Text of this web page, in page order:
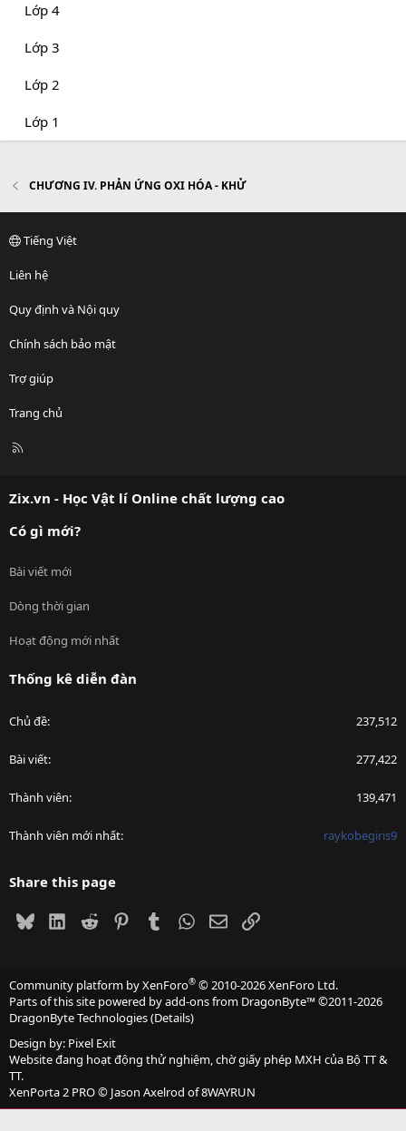
Lớp 4
Lớp 3
Lớp 2
Lớp 1
CHƯƠNG IV. PHẢN ỨNG OXI HÓA - KHỬ
Tiếng Việt
Liên hệ
Quy định và Nội quy
Chính sách bảo mật
Trợ giúp
Trang chủ
R
Zix.vn - Học Vật lí Online chất lượng cao
Có gì mới?
Bài viết mới
Dòng thời gian
Hoạt động mới nhất
Thống kê diễn đàn
Chủ đề 237,512
Bài viết 277,422
Thành viên 139,471
Thành viên mới nhất raykobegiris9
Share this page
BlueskyLinkedIn
Reddit PinterestTumblrWhatsApp
EmailLink
Community platform by XenForo® © 2010-2026 XenForo Ltd.
Parts of this site powered byadd-ons from DragonByte™©2011-2026
DragonByte Technologies(Details)
Design by: Pixel Exit
Website đang hoạt động thử nghiệm, chờ giấy phép MXH của Bộ TT &
TT.
XenPorta 2 PRO© Jason Axelrod of8WAYRUN